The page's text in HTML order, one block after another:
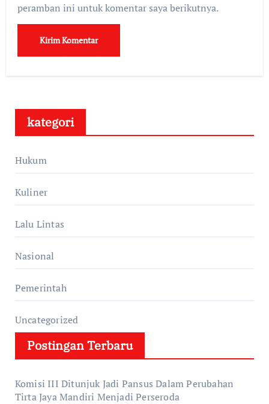
peramban ini untuk komentar saya berikutnya.
kategori
Hukum
Kuliner
Lalu Lintas
Nasional
Pemerintah
Uncategorized
Postingan Terbaru
Komisi III Ditunjuk Jadi Pansus Dalam Perubahan
Tirta Jaya Mandiri Menjadi Perseroda